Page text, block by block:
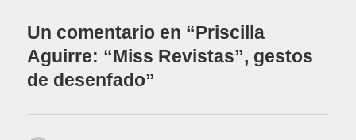
Un comentario en “Priscilla
Aguirre: “Miss Revistas”, gestos
de desenfado”